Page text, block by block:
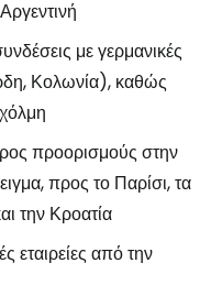
με γερμανικές
Κολωνία), καθώς
προορισμούς στην
προς το Παρίσι, τα
την Κροατία
εταιρείες από την